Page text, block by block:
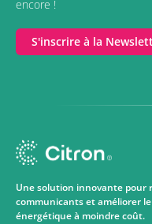
encore !
S'inscrire à la
Une solution innovante pour
communicants et améliorer
énergétique à moindre coût.